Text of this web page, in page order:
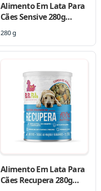
Alimento Em Lata Para
Cães Sensive 280g
280 g
Alimento Em Lata Para
Cães Recupera 280g